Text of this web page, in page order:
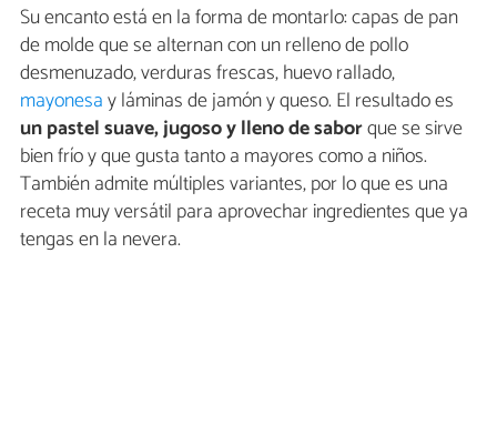
Su encanto está en la forma de montarlo: capas de pan
de molde que se alternan con un relleno de pollo
desmenuzado, verduras frescas, huevo rallado,
mayonesay láminas de jamón y queso. El resultado es
un pastel suave, jugoso y lleno de saborque se sirve
bien frío y que gusta tanto a mayores como a niños.
También admite múltiples variantes, por lo que es una
receta muy versátil para aprovechar ingredientes que ya
tengas en la nevera.